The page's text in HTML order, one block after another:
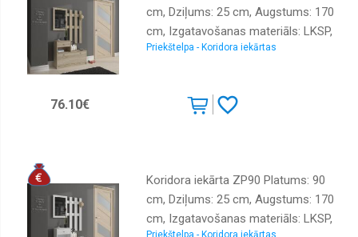
cm, Dziļums: 25 cm, Augstums: 170
cm, Izgatavošanas materiāls: LKSP,
Virsma: matēta, Elementu skaits: 2,
Priekštelpa - Koridora iekārtas
76.10€
Koridora iekārta ZP90 Platums: 90
cm, Dziļums: 25 cm, Augstums: 170
cm, Izgatavošanas materiāls: LKSP,
Priekštelpa - Koridora iekārtas